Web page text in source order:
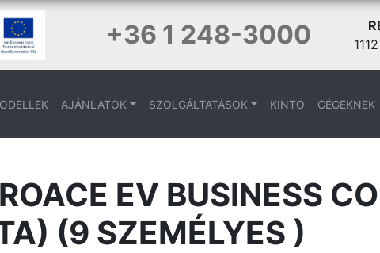
+36 1 248-3000
AJÁNLATOK SZOLGÁLTATÁSOK KINTO CÉGEKNEK
EV BUSINESS
(9 SZEMÉLYES )